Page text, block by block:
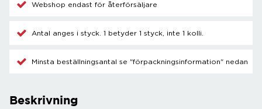
Webshop endast för återförsäljare
Antal anges i styck. 1 betyder 1 styck, inte 1 kolli.
Minsta beställningsantal se "förpackningsinformation" nedan
Beskrivning